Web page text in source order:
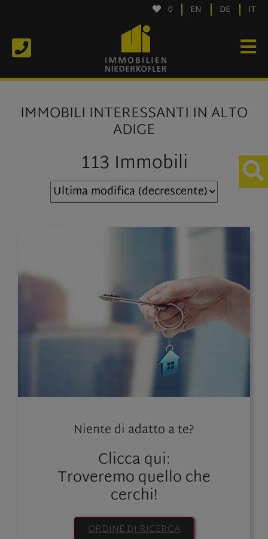
0 EN DE IT
IMMOBILI INTERESSANTI IN ALTO
ADIGE
113 Immobili
Niente di adatto a te?
Clicca qui:
Troveremo quello che
cerchi!
ORDINE DI RICERCA